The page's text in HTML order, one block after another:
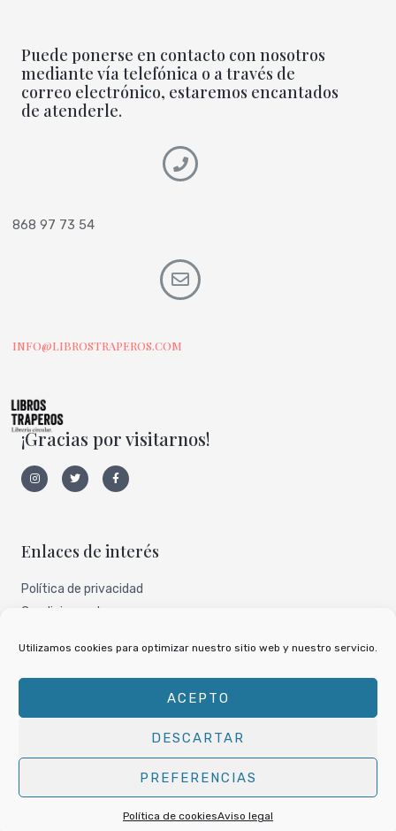
Utilizamos cookies para optimizar nuestro sitio web y nuestro servicio.
ACEPTO
DESCARTAR
PREFERENCIAS
Política de cookiesAviso legal
Puede ponerse en contacto con nosotros
mediante vía telefónica o a través de
correo electrónico, estaremos encantados
de atenderle.
868 97 73 54
INFO@LIBROSTRAPEROS.COM
¡Gracias por visitarnos!
n
s
t
m
w
i
t
a
c
e
-
f
Enlaces de interés
Política de privacidad
Condiciones de uso
Nuestro perfil de todocoleccion
Copyright © 2026
Powered byLibros Traperos